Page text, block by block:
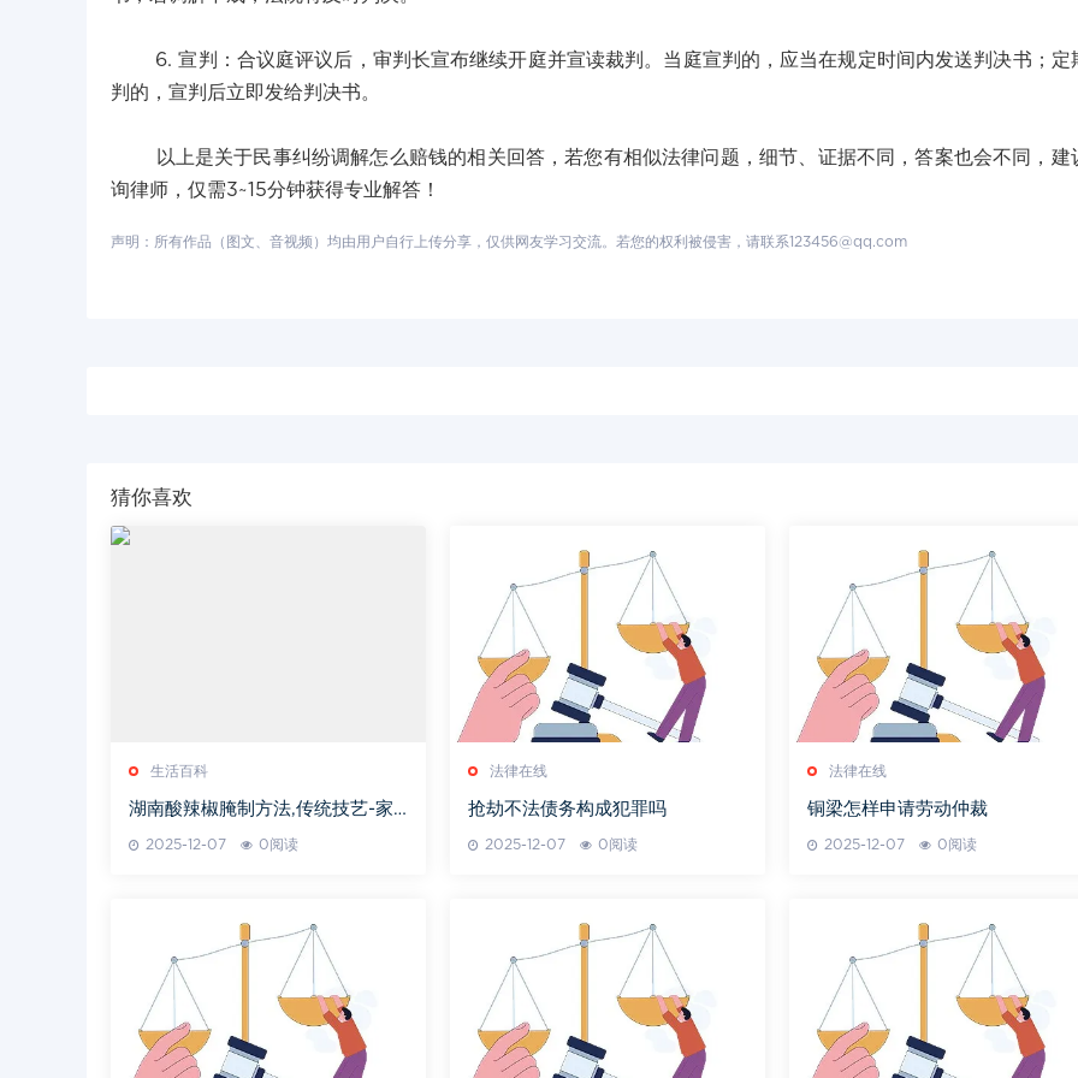
6. 宣判：合议庭评议后，审判长宣布继续开庭并宣读裁判。当庭宣判的，应当在规定时间内发送判决书；定
判的，宣判后立即发给判决书。
以上是关于民事纠纷调解怎么赔钱的相关回答，若您有相似法律问题，细节、证据不同，答案也会不同，建
询律师，仅需3~15分钟获得专业解答！
声明：所有作品（图文、音视频）均由用户自行上传分享，仅供网友学习交流。若您的权利被侵害，请联系123456@qq.com
猜你喜欢
生活百科
湖南酸辣椒腌制方法,传统技艺-家
2025-12-07 0阅读
法律在线
抢劫不法债务构成犯罪吗
2025-12-07 0阅读
法律在线
铜梁怎样申请劳动仲裁
2025-12-07 0阅读